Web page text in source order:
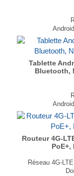
GPS,
Tablette
Bluetooth,
Connectivité
GPS,
Routeur 4G-
PoE+,
Réseau 4G-